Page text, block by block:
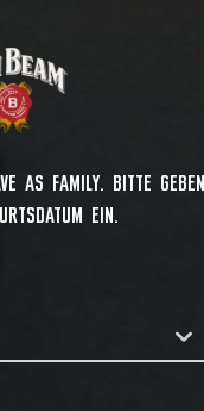
AS FAMILY. BITTE GEBEN
EIN.